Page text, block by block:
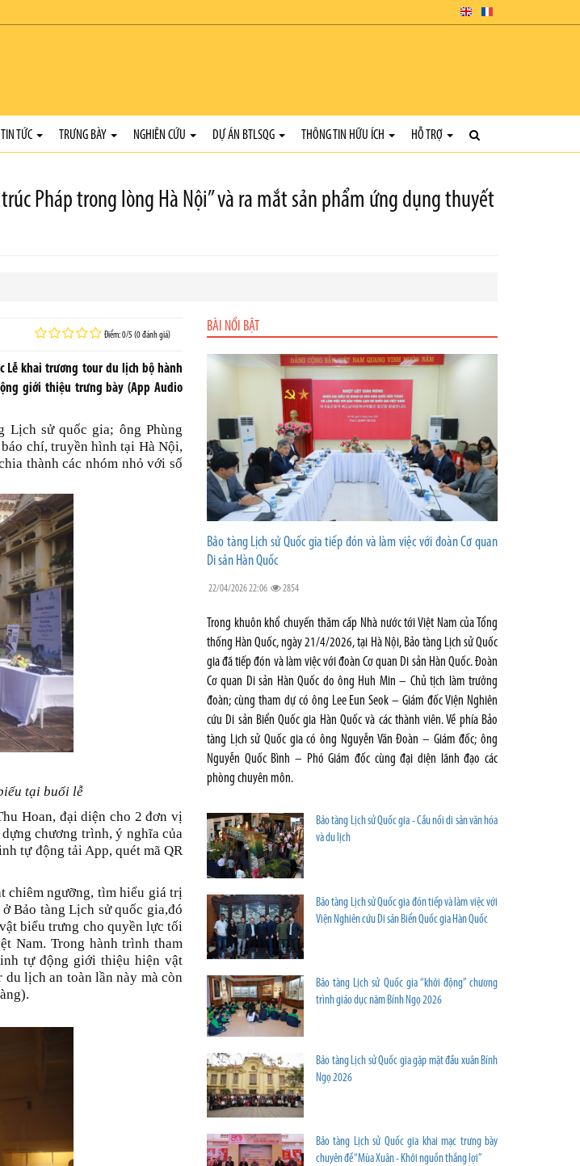
TIN TỨC TRƯNG BÀY NGHIÊN CỨU DỰ ÁN BTLSQG THÔNG TIN HỮU ÍCH HỖ TRỢ
Pháp trong lòng Hà Nội” và ra mắt sản phẩm ứng dụng thuyết
Điểm: 0/5 (0 đánh giá)
Lễ khai trương tour du lịch bộ hành
giới thiệu trưng bày (App Audio
Lịch sử quốc gia; ông Phùng
chí, truyền hình tại Hà Nội,
thành các nhóm nhỏ với số
tại buổi lễ
Hoan, đại diện cho 2 đơn vị
chương trình, ý nghĩa của
tự động tải App, quét mã QR
chiêm ngưỡng, tìm hiểu giá trị
Bảo tàng Lịch sử quốc gia,đó
biểu trưng cho quyền lực tối
Nam. Trong hành trình tham
tự động giới thiệu hiện vật
lịch an toàn lần này mà còn
BÀI NỔI BẬT
Bảo tàng Lịch sử Quốc gia tiếp đón và làm việc với đoàn Cơ quan
Di sản Hàn Quốc
22/04/2026 22:06 2854
Trong khuôn khổ chuyến thăm cấp Nhà nước tới Việt Nam của Tổng
thống Hàn Quốc, ngày 21/4/2026, tại Hà Nội, Bảo tàng Lịch sử Quốc
gia đã tiếp đón và làm việc với đoàn Cơ quan Di sản Hàn Quốc. Đoàn
Cơ quan Di sản Hàn Quốc do ông Huh Min – Chủ tịch làm trưởng
đoàn; cùng tham dự có ông Lee Eun Seok – Giám đốc Viện Nghiên
cứu Di sản Biển Quốc gia Hàn Quốc và các thành viên. Về phía Bảo
tàng Lịch sử Quốc gia có ông Nguyễn Văn Đoàn – Giám đốc; ông
Nguyễn Quốc Bình – Phó Giám đốc cùng đại diện lãnh đạo các
phòng chuyên môn.
Bảo tàng Lịch sử Quốc gia - Cầu nối di sản văn hóa
và du lịch
Bảo tàng Lịch sử Quốc gia đón tiếp và làm việc với
Viện Nghiên cứu Di sản Biển Quốc gia Hàn Quốc
Bảo tàng Lịch sử Quốc gia “khởi động” chương
trình giáo dục năm Bính Ngọ 2026
Bảo tàng Lịch sử Quốc gia gặp mặt đầu xuân Bính
Ngọ 2026
Bảo tàng Lịch sử Quốc gia khai mạc trưng bày
chuyên đề “Mùa Xuân - Khởi nguồn thắng lợi”